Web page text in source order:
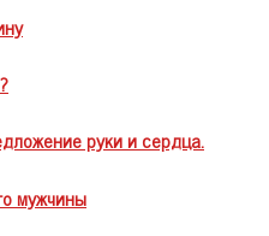
руки и сердца.
мужчины